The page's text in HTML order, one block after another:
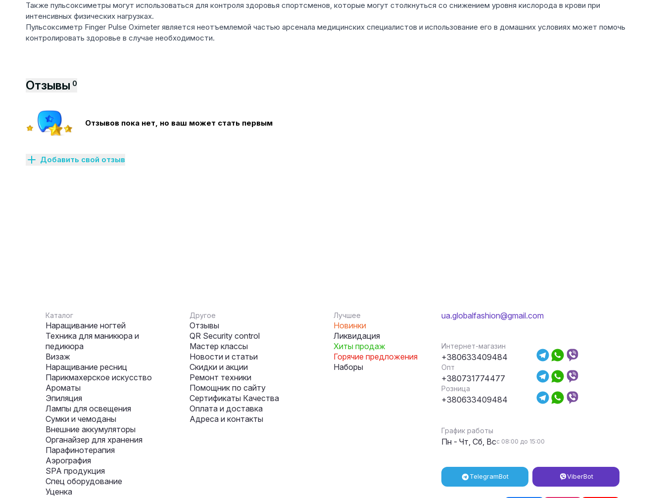
Также пульсоксиметры могут использоваться для контроля здоровья спортсменов, которые могут столкнуться со снижением уровня кислорода в крови при
интенсивных физических нагрузках.
Пульсоксиметр Finger Pulse Oximeter является неотъемлемой частью арсенала медицинских специалистов и использование его в домашних условиях может помочь
контролировать здоровье в случае необходимости.
Отзывы 0
Отзывов пока нет, но ваш может стать первым
Добавить свой отзыв
Каталог
Наращивание ногтей
Техника для маникюра и
педикюра
Визаж
Наращивание ресниц
Парикмахерское искусство
Ароматы
Эпиляция
Лампы для освещения
Сумки и чемоданы
Внешние аккумуляторы
Органайзер для хранения
Парафинотерапия
Аэрография
SPA продукция
Спец оборудование
Уценка
Другое
Отзывы
QR Security control
Мастер классы
Новости и статьи
Скидки и акции
Ремонт техники
Помощник по сайту
Сертификаты Качества
Оплата и доставка
Адреса и контакты
Лучшее
Новинки
Ликвидация
Хиты продаж
Горячие предложения
Наборы
ua.globalfashion@gmail.com
Интернет-магазин
+380633409484
Опт
+380731774477
Розница
+380633409484
График работы
Пн - Чт, Сб, Всс 08:00 до 15:00
TelegramBot ViberBot